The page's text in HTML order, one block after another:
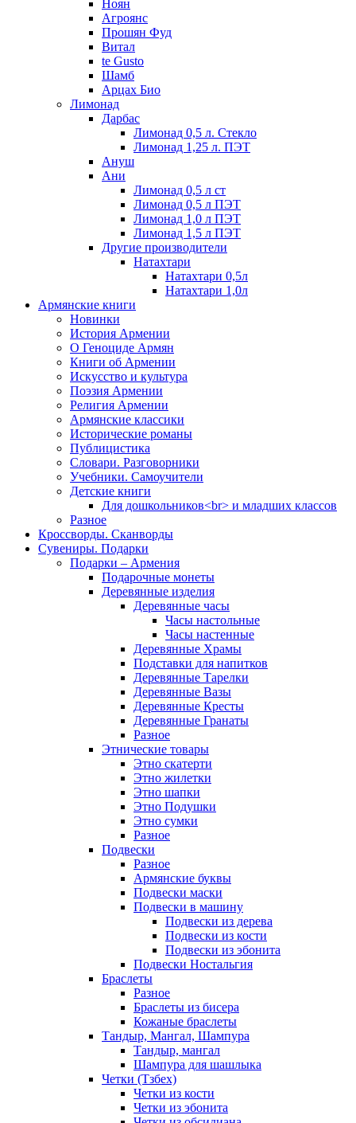
Ноян
Агроянс
Прошян Фуд
Витал
te Gusto
Шамб
Арцах Био
Лимонад
Дарбас
Лимонад 0,5 л. Стекло
Лимонад 1,25 л. ПЭТ
Ануш
Ани
Лимонад 0,5 л ст
Лимонад 0,5 л ПЭТ
Лимонад 1,0 л ПЭТ
Лимонад 1,5 л ПЭТ
Другие производители
Натахтари
Натахтари 0,5л
Натахтари 1,0л
Армянские книги
Новинки
История Армении
О Геноциде Армян
Книги об Армении
Иcкусство и культура
Поэзия Армении
Религия Армении
Армянские классики
Исторические романы
Публицистика
Словари. Разговорники
Учебники. Самоучители
Детские книги
Для дошкольников<br> и младших классов
Разное
Кроссворды. Сканворды
Сувениры. Подарки
Подарки – Армения
Подарочные монеты
Деревянные изделия
Деревянные часы
Часы настольные
Часы настенные
Деревянные Храмы
Подставки для напитков
Деревянные Тарелки
Деревянные Вазы
Деревянные Кресты
Деревянные Гранаты
Разное
Этнические товары
Этно скатерти
Этно жилетки
Этно шапки
Этно Подушки
Этно сумки
Разное
Подвески
Разное
Армянские буквы
Подвески маски
Подвески в машину
Подвески из дерева
Подвески из кости
Подвески из эбонита
Подвески Ностальгия
Браслеты
Разное
Браслеты из бисера
Кожаные браслеты
Тандыр, Мангал, Шампура
Тандыр, мангал
Шампура для шашлыка
Четки (Тзбех)
Четки из кости
Четки из эбонита